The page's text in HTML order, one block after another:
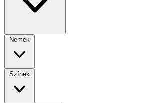
Nemek
Színek